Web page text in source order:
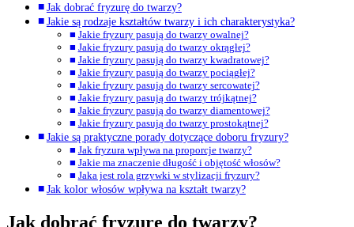
Jak dobrać fryzurę do twarzy?
Jakie są rodzaje kształtów twarzy i ich charakterystyka?
Jakie fryzury pasują do twarzy owalnej?
Jakie fryzury pasują do twarzy okrągłej?
Jakie fryzury pasują do twarzy kwadratowej?
Jakie fryzury pasują do twarzy pociągłej?
Jakie fryzury pasują do twarzy sercowatej?
Jakie fryzury pasują do twarzy trójkątnej?
Jakie fryzury pasują do twarzy diamentowej?
Jakie fryzury pasują do twarzy prostokątnej?
Jakie są praktyczne porady dotyczące doboru fryzury?
Jak fryzura wpływa na proporcje twarzy?
Jakie ma znaczenie długość i objętość włosów?
Jaka jest rola grzywki w stylizacji fryzury?
Jak kolor włosów wpływa na kształt twarzy?
Jak dobrać fryzurę do twarzy?